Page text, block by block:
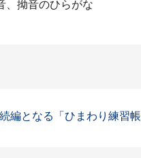
、拗音のひらがな
編となる「ひまわり練習